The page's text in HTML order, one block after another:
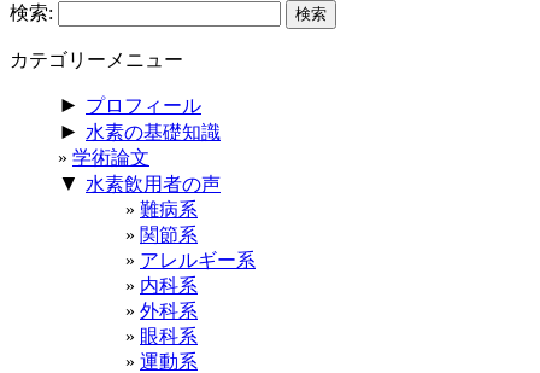
検索:
カテゴリーメニュー
► プロフィール
► 水素の基礎知識
学術論文
▼ 水素飲用者の声
難病系
関節系
アレルギー系
内科系
外科系
眼科系
運動系